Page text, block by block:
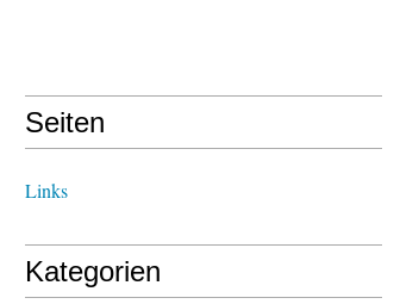
Seiten
Links
Kategorien